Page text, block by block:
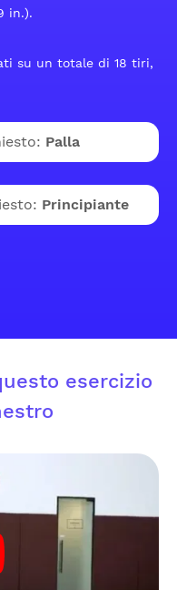
in.).
su un totale di 18 tiri,
Palla
Principiante
esercizio